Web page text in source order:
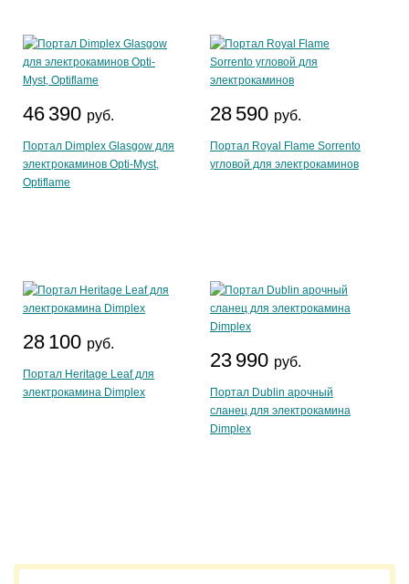
46 390 руб.
Портал Dimplex Glasgow для
электрокаминов Opti-Myst,
Optiflame
28 590 руб.
Портал Royal Flame Sorrento
угловой для электрокаминов
28 100 руб.
Портал Heritage Leaf для
электрокамина Dimplex
23 990 руб.
Портал Dublin арочный
сланец для электрокамина
Dimplex